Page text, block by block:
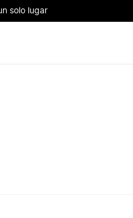
solo lugar